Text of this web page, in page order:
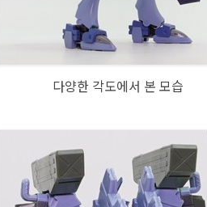
다양한 각도에서 본 모습